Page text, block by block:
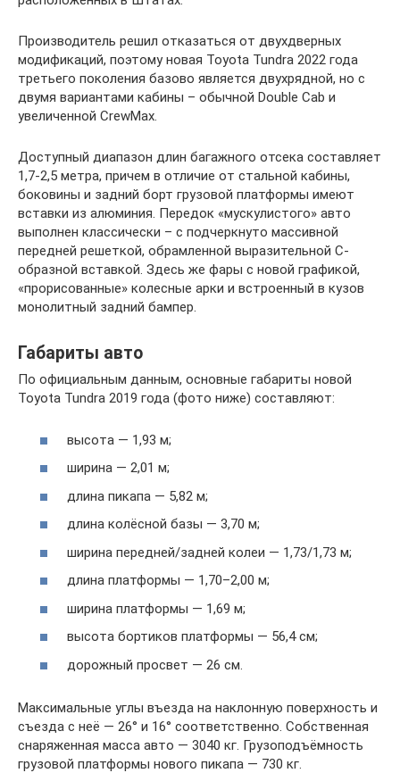
Производитель решил отказаться от двухдверных
модификаций, поэтому новая Toyota Tundra 2022 года
третьего поколения базово является двухрядной, но с
двумя вариантами кабины – обычной Double Cab и
увеличенной CrewMax.
Доступный диапазон длин багажного отсека составляет
1,7-2,5 метра, причем в отличие от стальной кабины,
боковины и задний борт грузовой платформы имеют
вставки из алюминия. Передок «мускулистого» авто
выполнен классически – с подчеркнуто массивной
передней решеткой, обрамленной выразительной С-
образной вставкой. Здесь же фары с новой графикой,
«прорисованные» колесные арки и встроенный в кузов
монолитный задний бампер.
Габариты авто
По официальным данным, основные габариты новой
Toyota Tundra 2019 года (фото ниже) составляют:
высота — 1,93 м;
ширина — 2,01 м;
длина пикапа — 5,82 м;
длина колёсной базы — 3,70 м;
ширина передней/задней колеи — 1,73/1,73 м;
длина платформы — 1,70–2,00 м;
ширина платформы — 1,69 м;
высота бортиков платформы — 56,4 см;
дорожный просвет — 26 см.
Максимальные углы въезда на наклонную поверхность и
съезда с неё — 26° и 16° соответственно. Собственная
снаряженная масса авто — 3040 кг. Грузоподъёмность
грузовой платформы нового пикапа — 730 кг.